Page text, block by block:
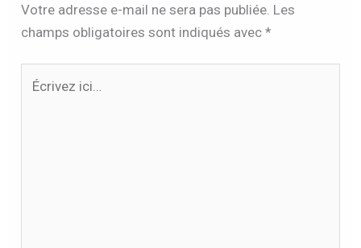
Votre adresse e-mail ne sera pas publiée. Les
champs obligatoires sont indiqués avec*